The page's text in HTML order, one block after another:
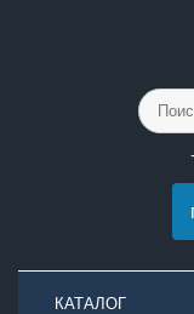
КАТАЛОГ